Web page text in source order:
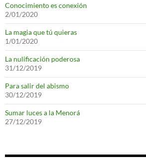
Conocimiento es conexión
2/01/2020
La magia que tú quieras
1/01/2020
La nulificación poderosa
31/12/2019
Para salir del abismo
30/12/2019
Sumar luces a la Menorá
27/12/2019